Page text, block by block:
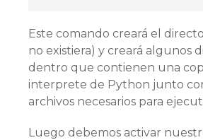
Este comando creará el
no existiera) y creará algunos
dentro que contienen una
interprete de Python junto
archivos necesarios para
Luego debemos activar